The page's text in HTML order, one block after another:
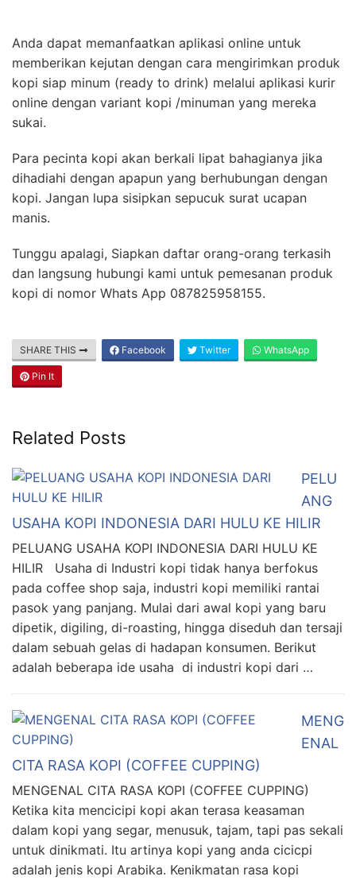
Anda dapat memanfaatkan aplikasi online untuk
memberikan kejutan dengan cara mengirimkan produk
kopi siap minum (ready to drink) melalui aplikasi kurir
online dengan variant kopi /minuman yang mereka
sukai.
Para pecinta kopi akan berkali lipat bahagianya jika
dihadiahi dengan apapun yang berhubungan dengan
kopi. Jangan lupa sisipkan sepucuk surat ucapan
manis.
Tunggu apalagi, Siapkan daftar orang-orang terkasih
dan langsung hubungi kami untuk pemesanan produk
kopi di nomor Whats App 087825958155.
SHARE THIS Facebook Twitter WhatsApp
Pin It
Related Posts
PELU
ANG
USAHA KOPI INDONESIA DARI HULU KE HILIR
PELUANG USAHA KOPI INDONESIA DARI HULU KE
HILIR Usaha di Industri kopi tidak hanya berfokus
pada coffee shop saja, industri kopi memiliki rantai
pasok yang panjang. Mulai dari awal kopi yang baru
dipetik, digiling, di-roasting, hingga diseduh dan tersaji
dalam sebuah gelas di hadapan konsumen. Berikut
adalah beberapa ide usaha di industri kopi dari …
MENG
ENAL
CITA RASA KOPI (COFFEE CUPPING)
MENGENAL CITA RASA KOPI (COFFEE CUPPING)
Ketika kita mencicipi kopi akan terasa keasaman
dalam kopi yang segar, menusuk, tajam, tapi pas sekali
untuk dinikmati. Itu artinya kopi yang anda cicicpi
adalah jenis kopi Arabika. Kenikmatan rasa kopi